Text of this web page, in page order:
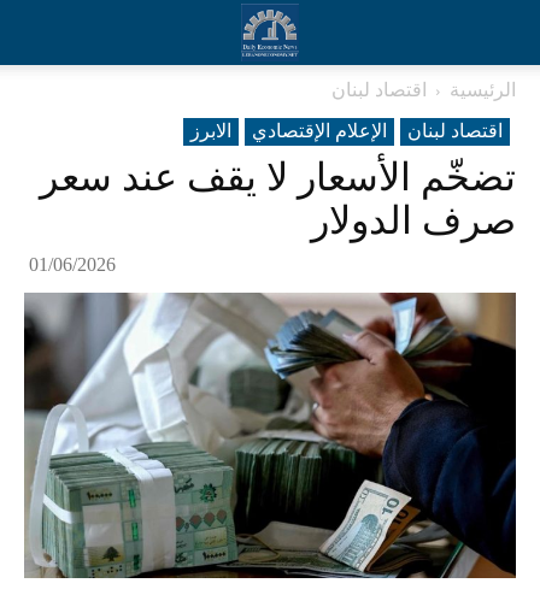
الرئيسية
اقتصاد لبنان
اقتصاد لبنان
الإعلام الإقتصادي الابرز
تضخّم الأسعار لا يقف عند سعر
صرف الدولار
01/06/2026